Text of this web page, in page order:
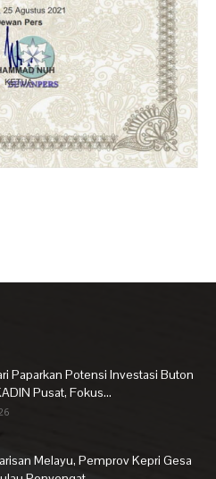
Paparkan Potensi Investasi Buton
Pusat, Fokus...
Melayu, Pemprov Kepri Gesa